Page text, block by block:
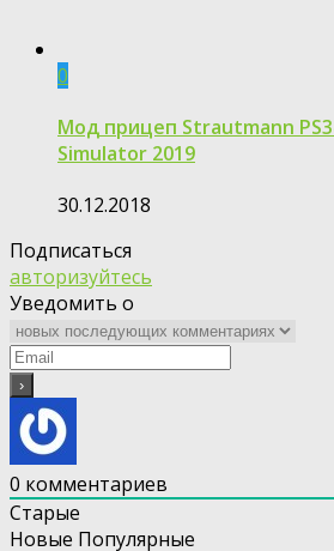
0
Мод прицеп Strautmann
Simulator 2019
30.12.2018
Подписаться
авторизуйтесь
Уведомить о
0 комментариев
Старые
Новые Популярные